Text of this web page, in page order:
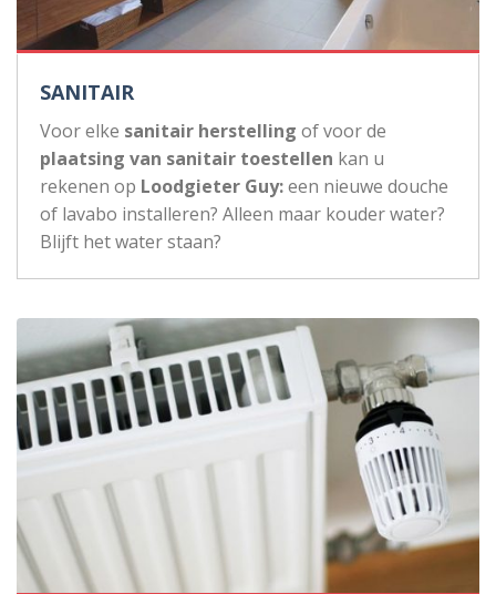
SANITAIR
Voor elke sanitair herstelling of voor de
plaatsing van sanitair toestellen kan u
rekenen op Loodgieter Guy:een nieuwe douche
of lavabo installeren? Alleen maar kouder water?
Blijft het water staan?